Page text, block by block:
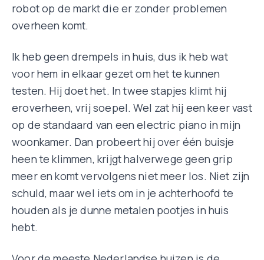
robot op de markt die er zonder problemen
overheen komt.
Ik heb geen drempels in huis, dus ik heb wat
voor hem in elkaar gezet om het te kunnen
testen. Hij doet het. In twee stapjes klimt hij
eroverheen, vrij soepel. Wel zat hij een keer vast
op de standaard van een electric piano in mijn
woonkamer. Dan probeert hij over één buisje
heen te klimmen, krijgt halverwege geen grip
meer en komt vervolgens niet meer los. Niet zijn
schuld, maar wel iets om in je achterhoofd te
houden als je dunne metalen pootjes in huis
hebt.